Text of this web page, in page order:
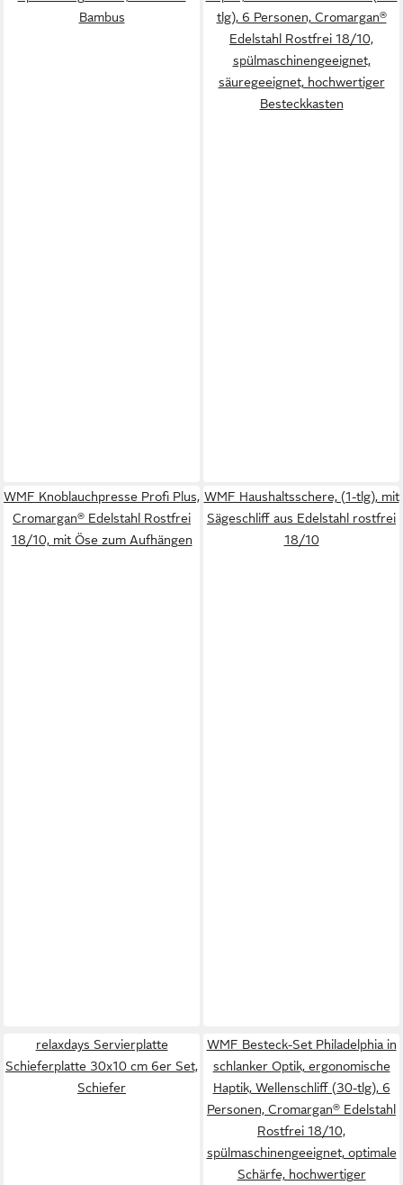
Bambus
tlg), 6 Personen, Cromargan®
Edelstahl Rostfrei 18/10,
spülmaschinengeeignet,
säuregeeignet, hochwertiger
Besteckkasten
WMF Knoblauchpresse Profi Plus,
Cromargan® Edelstahl Rostfrei
18/10, mit Öse zum Aufhängen
WMF Haushaltsschere, (1-tlg), mit
Sägeschliff aus Edelstahl rostfrei
18/10
relaxdays Servierplatte
Schieferplatte 30x10 cm 6er Set,
Schiefer
WMF Besteck-Set Philadelphia in
schlanker Optik, ergonomische
Haptik, Wellenschliff (30-tlg), 6
Personen, Cromargan® Edelstahl
Rostfrei 18/10,
spülmaschinengeeignet, optimale
Schärfe, hochwertiger